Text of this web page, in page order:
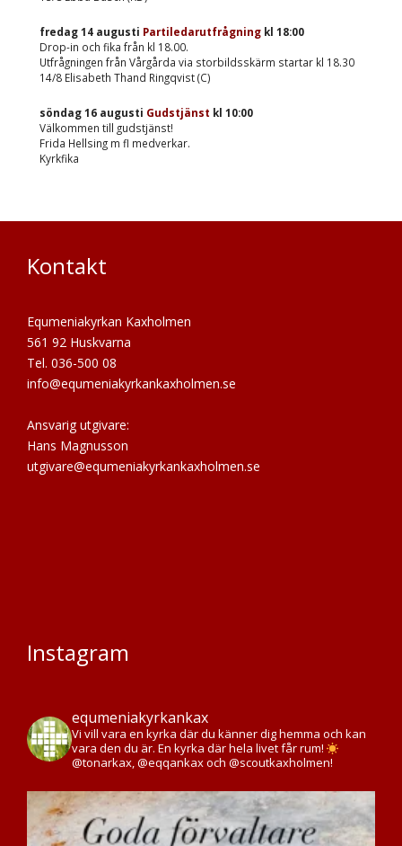
fredag 14 augusti Partiledarutfrågning kl 18:00
Drop-in och fika från kl 18.00.
Utfrågningen från Vårgårda via storbildsskärm startar kl 18.30
14/8 Elisabeth Thand Ringqvist (C)
söndag 16 augusti Gudstjänst kl 10:00
Välkommen till gudstjänst!
Frida Hellsing m fl medverkar.
Kyrkfika
Kontakt
Equmeniakyrkan Kaxholmen
561 92 Huskvarna
Tel. 036-500 08
info@equmeniakyrkankaxholmen.se
Ansvarig utgivare:
Hans Magnusson
utgivare@equmeniakyrkankaxholmen.se
Instagram
equmeniakyrkankax
Vi vill vara en kyrka där du känner dig hemma och kan
vara den du är. En kyrka där hela livet får rum!
@tonarkax, @eqqankax och @scoutkaxholmen!